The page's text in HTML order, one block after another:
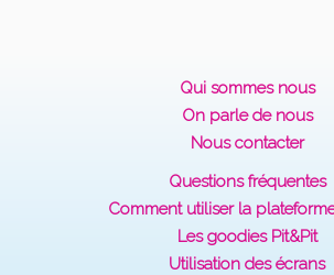
Qui sommes nous
On parle de nous
Nous contacter
Questions fréquentes
Comment utiliser la
Les goodies Pit&Pit
Utilisation des écrans